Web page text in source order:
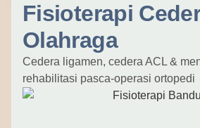
Fisioterapi
Olahraga
Cedera ligamen, cedera ACL &
rehabilitasi pasca-operasi ortopedi